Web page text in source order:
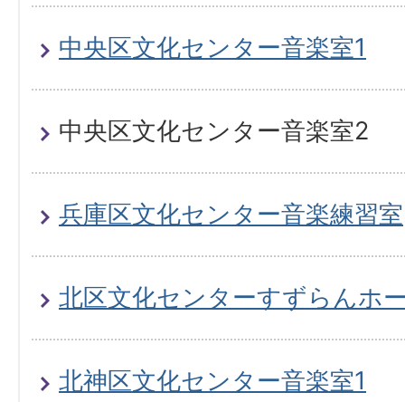
中央区文化センター音楽室1
中央区文化センター音楽室2
兵庫区文化センター音楽練習室
北区文化センターすずらんホ
北神区文化センター音楽室1